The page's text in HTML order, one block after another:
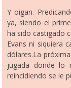
Y oigan.
ya, siendo el
ha sido castigado
Evans ni siquiera
dólares.La
jugada donde lo
reincidiendo se le